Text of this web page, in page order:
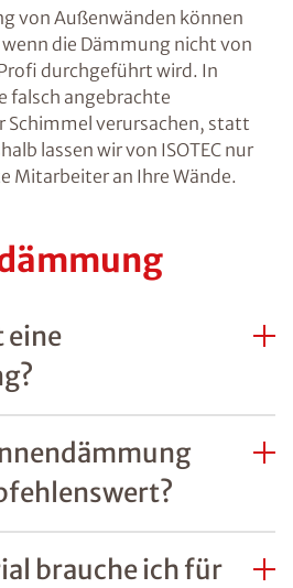
von Außenwänden können
die Dämmung nicht von
durchgeführt wird. In
falsch angebrachte
Schimmel verursachen, statt
lassen wir von ISOTEC nur
Mitarbeiter an Ihre Wände.
eine
brauche ich für